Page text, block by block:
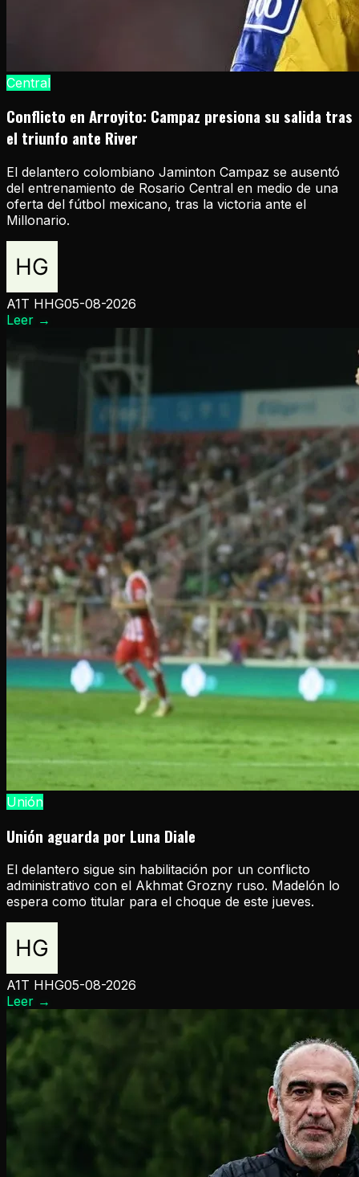
Central
Conflicto en Arroyito: Campaz presiona su salida tras
el triunfo ante River
El delantero colombiano Jaminton Campaz se ausentó
del entrenamiento de Rosario Central en medio de una
oferta del fútbol mexicano, tras la victoria ante el
Millonario.
A1T HHG05-08-2026
Leer →
Unión
Unión aguarda por Luna Diale
El delantero sigue sin habilitación por un conflicto
administrativo con el Akhmat Grozny ruso. Madelón lo
espera como titular para el choque de este jueves.
A1T HHG05-08-2026
Leer →